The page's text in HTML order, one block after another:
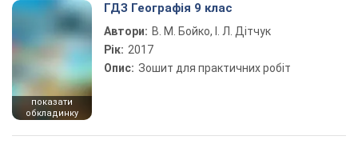
показати
обкладинку
ГДЗ Географія 9 клас
Автори: В. М. Бойко, І. Л. Дітчук
Рік: 2017
Опис: Зошит для практичних робіт